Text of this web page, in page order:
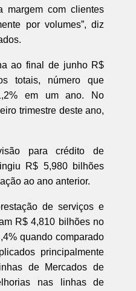
margem com clientes
por volumes”, diz
ao final de junho R$
totais, número que
em um ano. No
trimestre deste ano,
para crédito de
R$ 5,980 bilhões
ao ano anterior.
de serviços e
R$ 4,810 bilhões no
quando comparado
principalmente
de Mercados de
nas linhas de